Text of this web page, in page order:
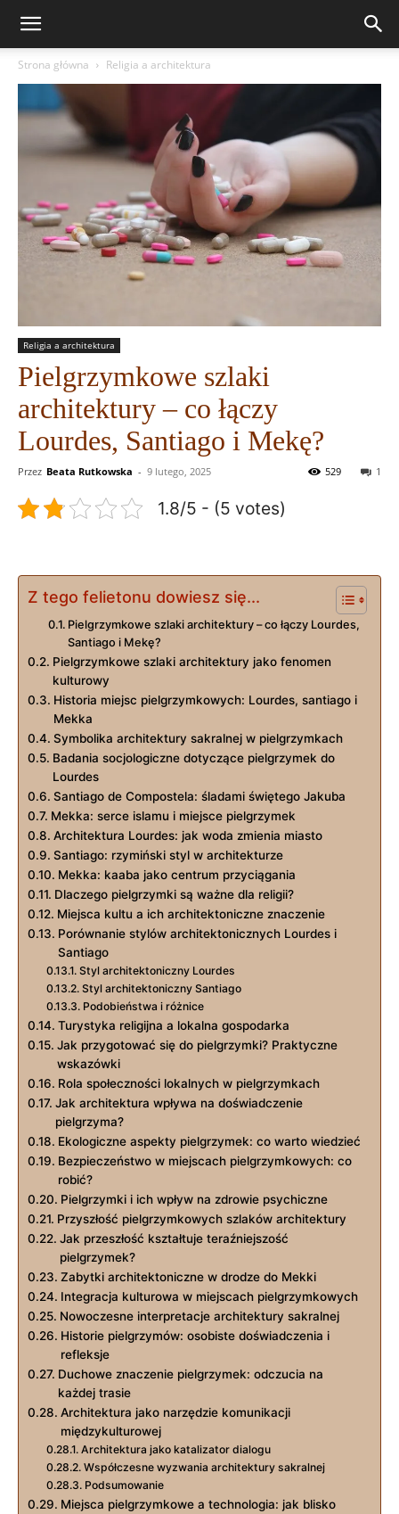
Strona główna Religia a architektura
Religia a architektura
Pielgrzymkowe szlaki
architektury – co łączy
Lourdes, Santiago i Mekę?
Przez Beata Rutkowska - 9 lutego, 2025 1
529
1.8/5 - (5 votes)
Z tego felietonu dowiesz się...
Pielgrzymkowe szlaki architektury – co łączy Lourdes,
Santiago i Mekę?
Pielgrzymkowe szlaki architektury jako fenomen
kulturowy
Historia miejsc pielgrzymkowych: Lourdes, santiago i
Mekka
Symbolika architektury sakralnej w pielgrzymkach
Badania socjologiczne dotyczące pielgrzymek do
Lourdes
Santiago de Compostela: śladami świętego Jakuba
Mekka: serce islamu i miejsce pielgrzymek
Architektura Lourdes: jak woda zmienia miasto
Santiago: rzymiński styl w architekturze
Mekka: kaaba jako centrum przyciągania
Dlaczego pielgrzymki są ważne dla religii?
Miejsca kultu a ich architektoniczne znaczenie
Porównanie stylów architektonicznych Lourdes i
Santiago
Styl architektoniczny Lourdes
Styl architektoniczny Santiago
Podobieństwa i różnice
Turystyka religijna a lokalna gospodarka
Jak przygotować się do pielgrzymki? Praktyczne
wskazówki
Rola społeczności lokalnych w pielgrzymkach
Jak architektura wpływa na doświadczenie
pielgrzyma?
Ekologiczne aspekty pielgrzymek: co warto wiedzieć
Bezpieczeństwo w miejscach pielgrzymkowych: co
robić?
Pielgrzymki i ich wpływ na zdrowie psychiczne
Przyszłość pielgrzymkowych szlaków architektury
Jak przeszłość kształtuje teraźniejszość
pielgrzymek?
Zabytki architektoniczne w drodze do Mekki
Integracja kulturowa w miejscach pielgrzymkowych
Nowoczesne interpretacje architektury sakralnej
Historie pielgrzymów: osobiste doświadczenia i
refleksje
Duchowe znaczenie pielgrzymek: odczucia na
każdej trasie
Architektura jako narzędzie komunikacji
międzykulturowej
Architektura jako katalizator dialogu
Współczesne wyzwania architektury sakralnej
Podsumowanie
Miejsca pielgrzymkowe a technologia: jak blisko